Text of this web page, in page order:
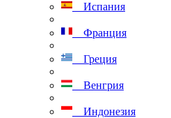
Испания
Франция
Греция
Венгрия
Индонезия